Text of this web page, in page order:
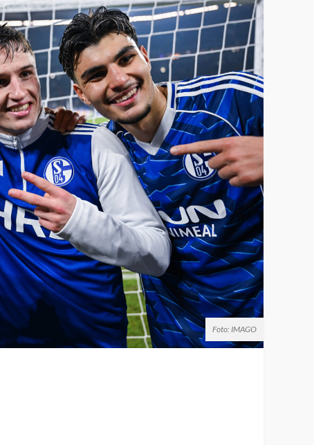
Foto: IMAGO